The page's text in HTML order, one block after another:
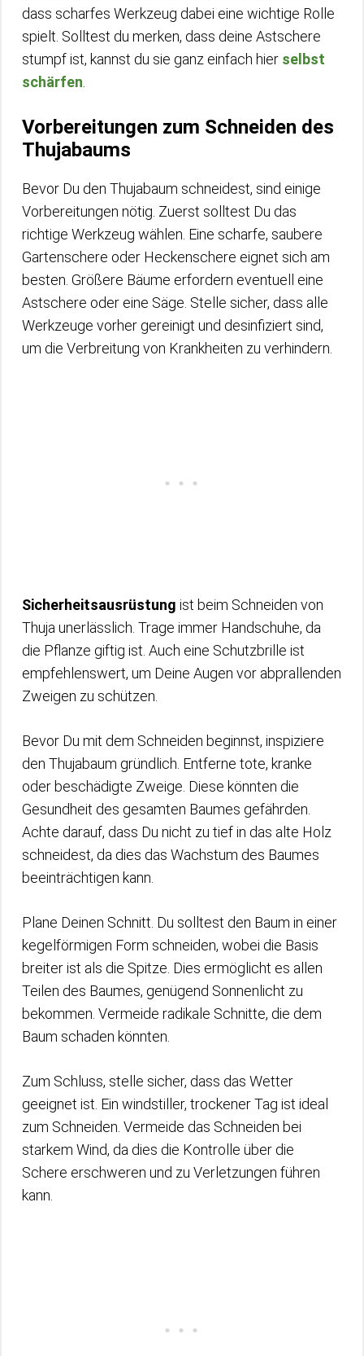
dass scharfes Werkzeug dabei eine wichtige Rolle
spielt. Solltest du merken, dass deine Astschere
stumpf ist, kannst du sie ganz einfach hier selbst
schärfen
Vorbereitungen zum Schneiden des
Thujabaums
Bevor Du den Thujabaum schneidest, sind einige
Vorbereitungen nötig. Zuerst solltest Du das
richtige Werkzeug wählen. Eine scharfe, saubere
Gartenschere oder Heckenschere eignet sich am
besten. Größere Bäume erfordern eventuell eine
Astschere oder eine Säge. Stelle sicher, dass alle
Werkzeuge vorher gereinigt und desinfiziert sind,
um die Verbreitung von Krankheiten zu verhindern.
Sicherheitsausrüstung ist beim Schneiden von
Thuja unerlässlich. Trage immer Handschuhe, da
die Pflanze giftig ist. Auch eine Schutzbrille ist
empfehlenswert, um Deine Augen vor abprallenden
Zweigen zu schützen.
Bevor Du mit dem Schneiden beginnst, inspiziere
den Thujabaum gründlich. Entferne tote, kranke
oder beschädigte Zweige. Diese könnten die
Gesundheit des gesamten Baumes gefährden.
Achte darauf, dass Du nicht zu tief in das alte Holz
schneidest, da dies das Wachstum des Baumes
beeinträchtigen kann.
Plane Deinen Schnitt. Du solltest den Baum in einer
kegelförmigen Form schneiden, wobei die Basis
breiter ist als die Spitze. Dies ermöglicht es allen
Teilen des Baumes, genügend Sonnenlicht zu
bekommen. Vermeide radikale Schnitte, die dem
Baum schaden könnten.
Zum Schluss, stelle sicher, dass das Wetter
geeignet ist. Ein windstiller, trockener Tag ist ideal
zum Schneiden. Vermeide das Schneiden bei
starkem Wind, da dies die Kontrolle über die
Schere erschweren und zu Verletzungen führen
kann.